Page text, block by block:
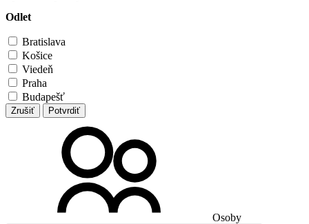
Odlet
Bratislava
Košice
Viedeň
Praha
Budapešť
Zrušiť Potvrdiť
Osoby